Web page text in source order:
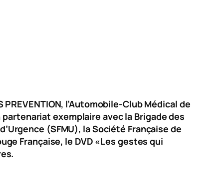
PREVENTION, l’Automobile-Club Médical de
exemplaire avec la Brigade des
(SFMU), la Société Française de
Française, le DVD «Les gestes qui